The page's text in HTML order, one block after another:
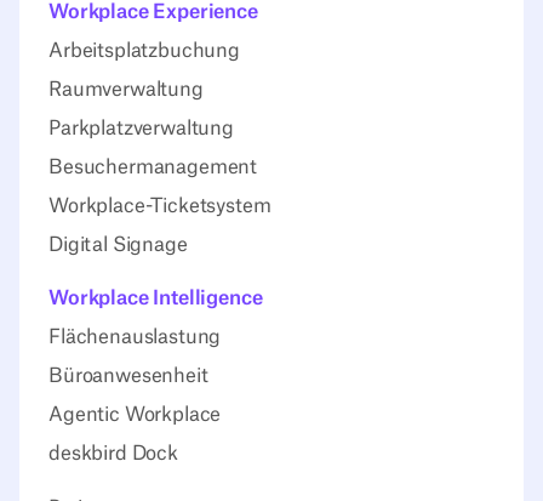
Workplace Experience
Arbeitsplatzbuchung
Raumverwaltung
Parkplatzverwaltung
Besuchermanagement
Workplace-Ticketsystem
Digital Signage
Workplace Intelligence
Flächenauslastung
Büroanwesenheit
Agentic Workplace
deskbird Dock